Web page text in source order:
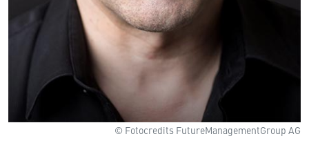
© Fotocredits FutureManagementGroup AG